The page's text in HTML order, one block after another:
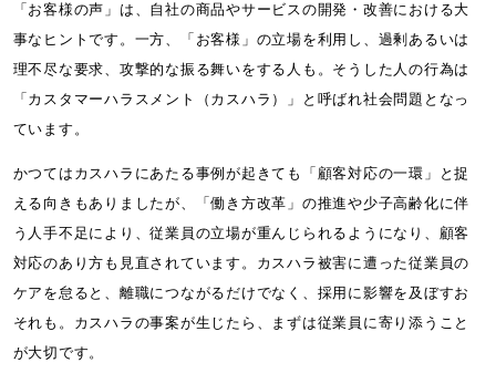
「お客様の声」は、自社の商品やサービスの開発・改善における大
事なヒントです。一方、「お客様」の立場を利用し、過剰あるいは
理不尽な要求、攻撃的な振る舞いをする人も。そうした人の行為は
「カスタマーハラスメント（カスハラ）」と呼ばれ社会問題となっ
ています。
かつてはカスハラにあたる事例が起きても「顧客対応の一環」と捉
える向きもありましたが、「働き方改革」の推進や少子高齢化に伴
う人手不足により、従業員の立場が重んじられるようになり、顧客
対応のあり方も見直されています。カスハラ被害に遭った従業員の
ケアを怠ると、離職につながるだけでなく、採用に影響を及ぼすお
それも。カスハラの事案が生じたら、まずは従業員に寄り添うこと
が大切です。